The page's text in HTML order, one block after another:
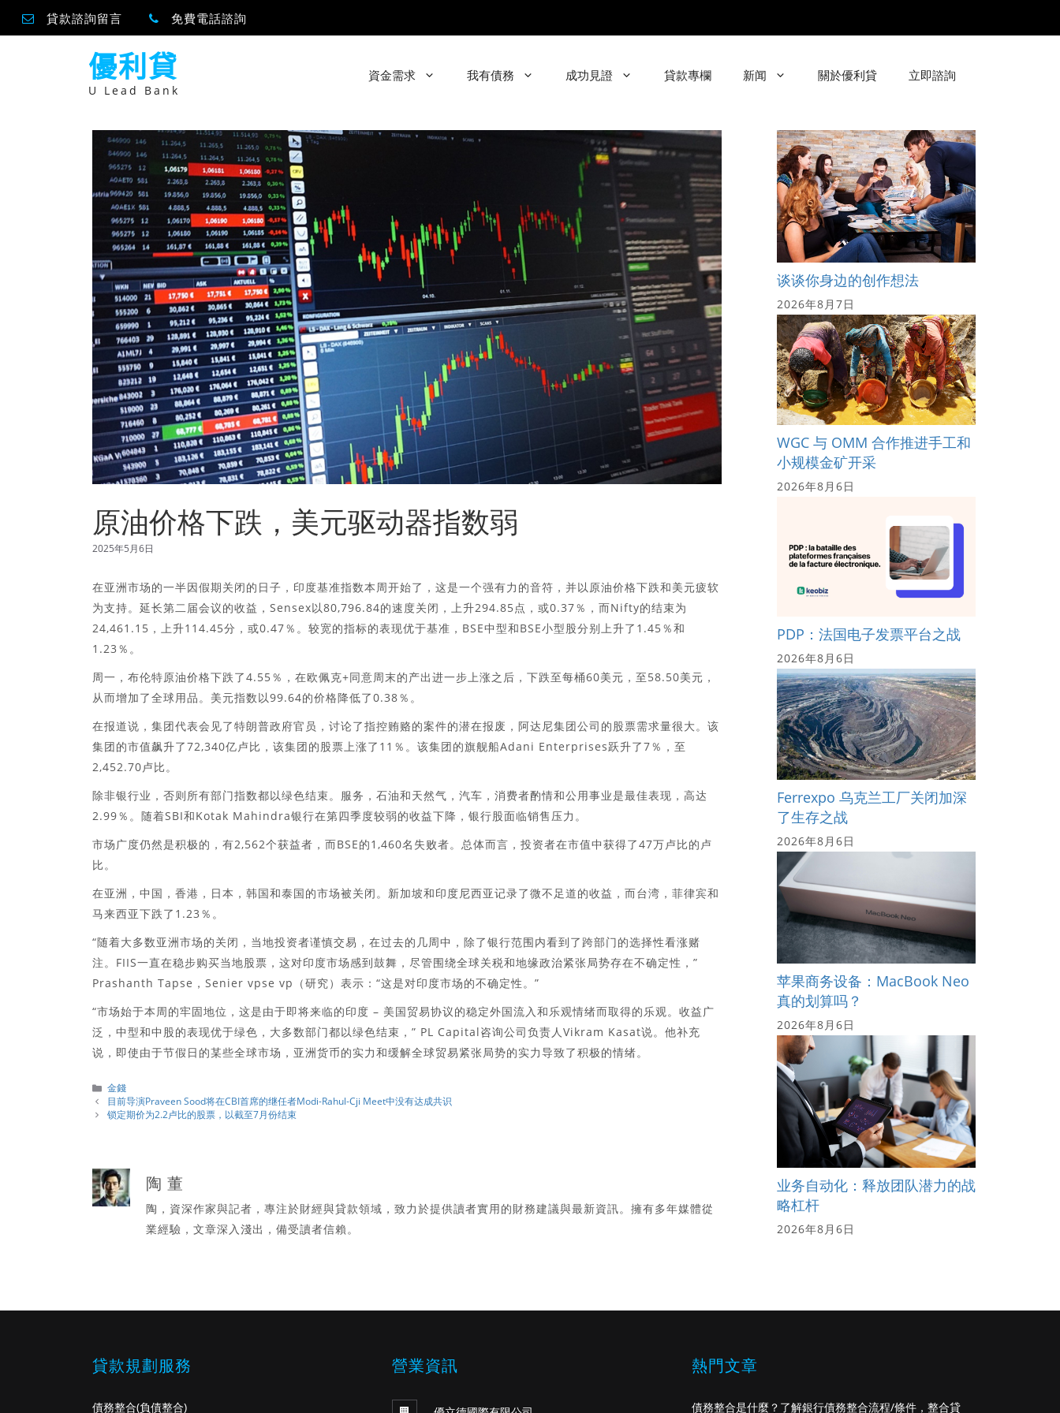
貸款諮詢留言 免費電話諮詢
優利貸
U Lead Bank
資金需求 我有債務 成功見證 貸款專欄 新闻 關於優利貸 立即諮詢
原油价格下跌，美元驱动器指数弱
2025年5月6日
在亚洲市场的一半因假期关闭的日子，印度基准指数本周开始了，这是一个强有力的音符，并以原油价格下跌和美元疲软
为支持。延长第二届会议的收益，Sensex以80,796.84的速度关闭，上升294.85点，或0.37％，而Nifty的结束为
24,461.15，上升114.45分，或0.47％。较宽的指标的表现优于基准，BSE中型和BSE小型股分别上升了1.45％和
1.23％。
周一，布伦特原油价格下跌了4.55％，在欧佩克+同意周末的产出进一步上涨之后，下跌至每桶60美元，至58.50美元，
从而增加了全球用品。美元指数以99.64的价格降低了0.38％。
在报道说，集团代表会见了特朗普政府官员，讨论了指控贿赂的案件的潜在报废，阿达尼集团公司的股票需求量很大。该
集团的市值飙升了72,340亿卢比，该集团的股票上涨了11％。该集团的旗舰船Adani Enterprises跃升了7％，至
2,452.70卢比。
除非银行业，否则所有部门指数都以绿色结束。服务，石油和天然气，汽车，消费者酌情和公用事业是最佳表现，高达
2.99％。随着SBI和Kotak Mahindra银行在第四季度较弱的收益下降，银行股面临销售压力。
市场广度仍然是积极的，有2,562个获益者，而BSE的1,460名失败者。总体而言，投资者在市值中获得了47万卢比的卢
比。
在亚洲，中国，香港，日本，韩国和泰国的市场被关闭。新加坡和印度尼西亚记录了微不足道的收益，而台湾，菲律宾和
马来西亚下跌了1.23％。
“随着大多数亚洲市场的关闭，当地投资者谨慎交易，在过去的几周中，除了银行范围内看到了跨部门的选择性看涨赌
注。FIIS一直在稳步购买当地股票，这对印度市场感到鼓舞，尽管围绕全球关税和地缘政治紧张局势存在不确定性，”
Prashanth Tapse，Senier vpse vp（研究）表示：“这是对印度市场的不确定性。”
“市场始于本周的牢固地位，这是由于即将来临的印度 – 美国贸易协议的稳定外国流入和乐观情绪而取得的乐观。收益广
泛，中型和中股的表现优于绿色，大多数部门都以绿色结束，” PL Capital咨询公司负责人Vikram Kasat说。他补充
说，即使由于节假日的某些全球市场，亚洲货币的实力和缓解全球贸易紧张局势的实力导致了积极的情绪。
分
類
金錢
目前导演Praveen Sood将在CBI首席的继任者Modi-Rahul-Cji Meet中没有达成共识
锁定期价为2.2卢比的股票，以截至7月份结束
陶 董
陶，資深作家與記者，專注於財經與貸款領域，致力於提供讀者實用的財務建議與最新資訊。擁有多年媒體從
業經驗，文章深入淺出，備受讀者信賴。
谈谈你身边的创作想法
2026年8月7日
WGC 与 OMM 合作推进手工和
小规模金矿开采
2026年8月6日
PDP：法国电子发票平台之战
2026年8月6日
Ferrexpo 乌克兰工厂关闭加深
了生存之战
2026年8月6日
苹果商务设备：MacBook Neo
真的划算吗？
2026年8月6日
业务自动化：释放团队潜力的战
略杠杆
2026年8月6日
貸款規劃服務
債務整合(負債整合)
營業資訊 熱門文章
債務整合是什麼？了解銀行債務整合流程/條件，整合貸